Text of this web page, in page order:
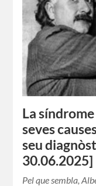
La
seves
seu
30.06.2025]
Pel que sembla,